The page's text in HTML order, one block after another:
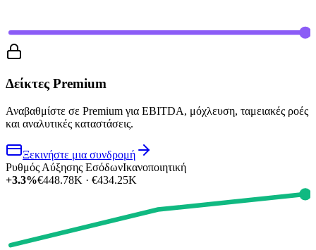
Δείκτες Premium
Αναβαθμίστε σε Premium για EBITDA, μόχλευση, ταμειακές ροές
και αναλυτικές καταστάσεις.
Ξεκινήστε μια συνδρομή
Ρυθμός Αύξησης ΕσόδωνΙκανοποιητική
+3.3%€448.78K · €434.25K